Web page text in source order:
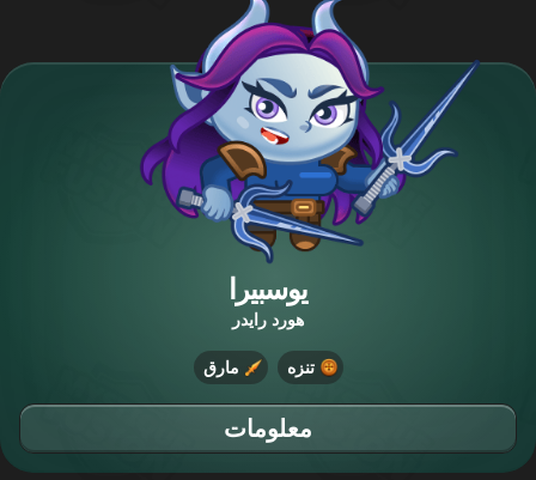
يوسبيرا
هورد رايدر
تنزه مارق
معلومات